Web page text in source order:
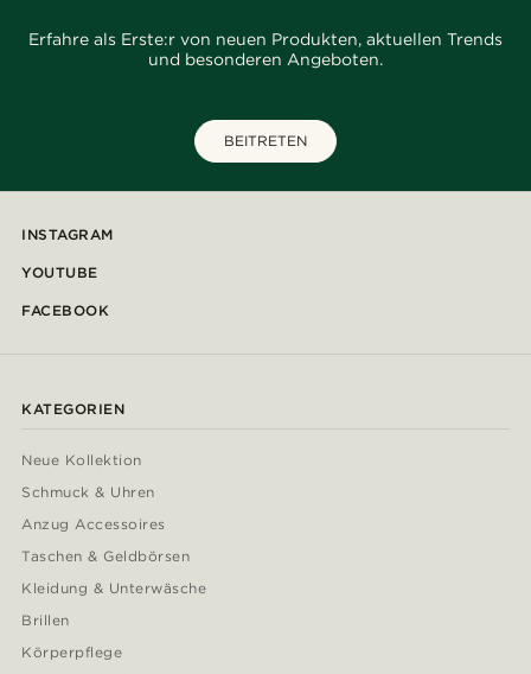
Erfahre als Erste:r von neuen Produkten, aktuellen Trends
und besonderen Angeboten.
BEITRETEN
INSTAGRAM
YOUTUBE
FACEBOOK
KATEGORIEN
Neue Kollektion
Schmuck & Uhren
Anzug Accessoires
Taschen & Geldbörsen
Kleidung & Unterwäsche
Brillen
Körperpflege